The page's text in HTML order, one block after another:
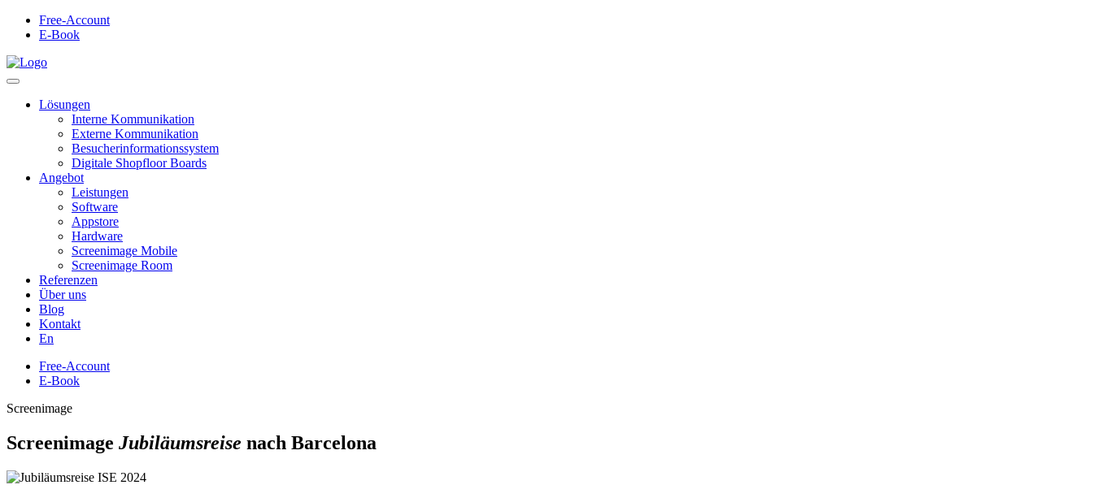
Free-Account
E-Book
Lösungen
Interne Kommunikation
Externe Kommunikation
Besucherinformationssystem
Digitale Shopfloor Boards
Angebot
Leistungen
Software
Appstore
Hardware
Screenimage Mobile
Screenimage Room
Referenzen
Über uns
Blog
Kontakt
En
Free-Account
E-Book
Screenimage
Screenimage Jubiläumsreise nach Barcelona